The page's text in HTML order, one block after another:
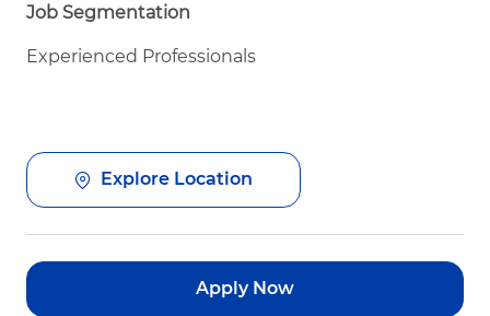
Job Segmentation
Experienced Professionals
Explore Location
Apply Now